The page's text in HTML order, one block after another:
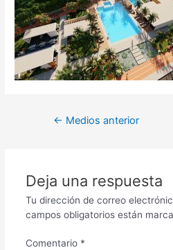
← Medios anterior
Deja una respuesta
Tu dirección de correo
campos obligatorios están
Comentario *